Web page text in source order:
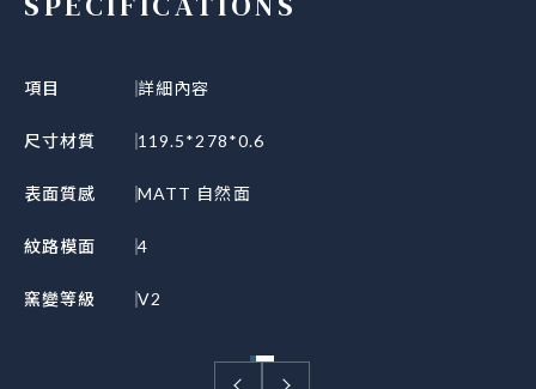
項目 詳細內容
尺寸材質 119.5*278*0.6
表面質感 MATT 自然面
紋路模面 4
窯變等級 V2